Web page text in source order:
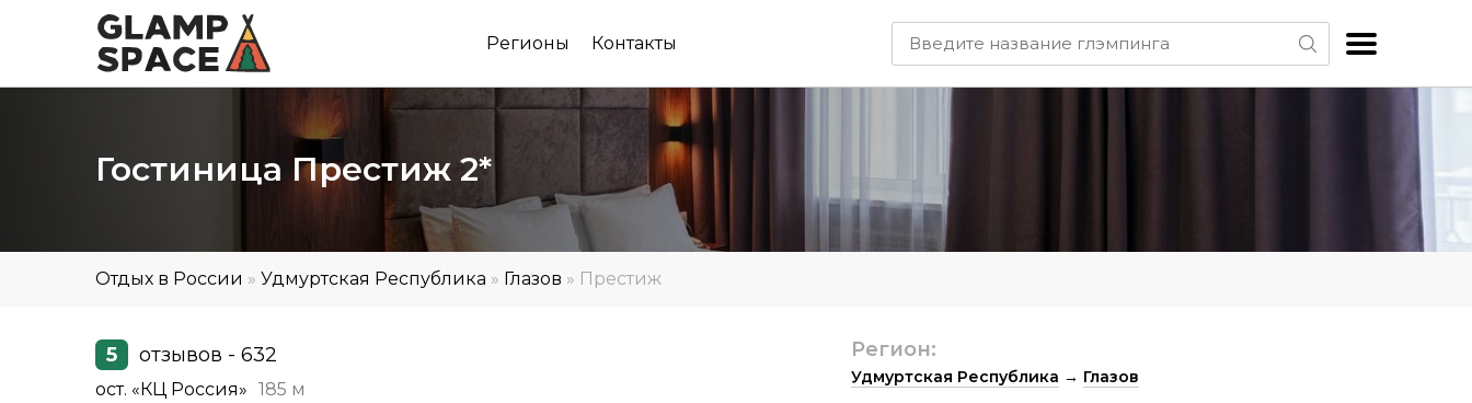
Регионы Контакты
Гостиница Престиж 2*
Отдых в России » Удмуртская Республика » Глазов » Престиж
5 отзывов - 632
ост. «КЦ Россия» 185 м
Регион:
Удмуртская Республика → Глазов